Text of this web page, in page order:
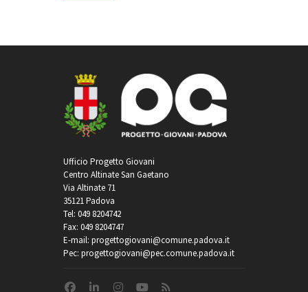
Ufficio Progetto Giovani
Centro Altinate San Gaetano
Via Altinate 71
35121 Padova
Tel: 049 8204742
Fax: 049 8204747
E-mail: progettogiovani@comune.padova.it
Pec: progettogiovani@pec.comune.padova.it